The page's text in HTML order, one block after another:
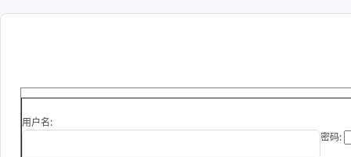
用户名:
密码: